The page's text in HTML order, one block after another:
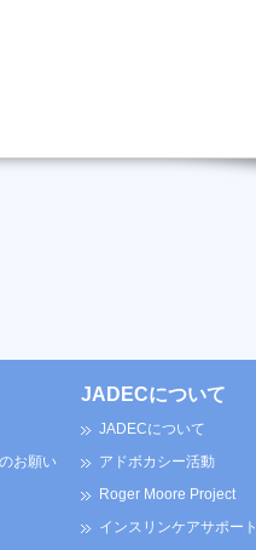
お願い
JADECについて
JADECについて
アドボカシー活動
Roger Moore Project
インスリンケアサポート